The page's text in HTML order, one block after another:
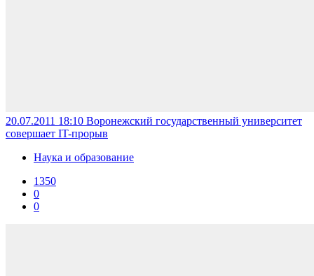
20.07.2011 18:10 Воронежский государственный университет
совершает IT-прорыв
Наука и образование
1350
0
0